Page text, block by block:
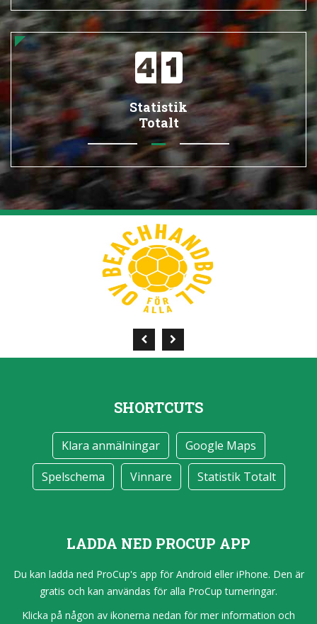
Statistik
Totalt
SHORTCUTS
Klara anmälningar
Google Maps
Spelschema
Vinnare Statistik Totalt
LADDA NED PROCUP APP
Du kan ladda ned ProCup's app för Android eller iPhone. Den är
gratis och kan användas för alla ProCup turneringar.
Klicka på någon av ikonerna nedan för mer information och